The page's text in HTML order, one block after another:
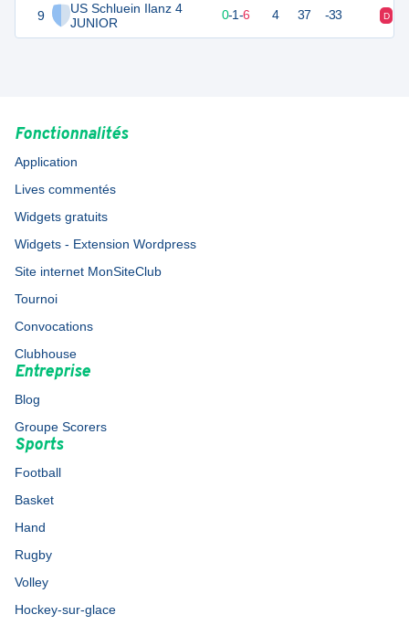
9
US Schluein Ilanz 4
JUNIOR
1 0-1-6 4 37 -33 D
Fonctionnalités
Application
Lives commentés
Widgets gratuits
Widgets - Extension Wordpress
Site internet MonSiteClub
Tournoi
Convocations
Clubhouse
Entreprise
Blog
Groupe Scorers
Sports
Football
Basket
Hand
Rugby
Volley
Hockey-sur-glace